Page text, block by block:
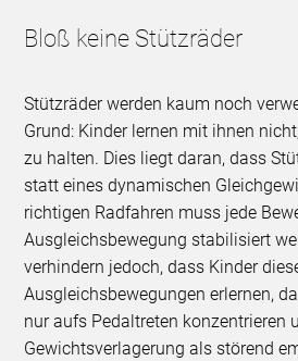
Bloß keine Stützräder
Stützräder werden kaum noch
Grund: Kinder lernen mit ihnen
zu halten. Dies liegt daran, dass
statt eines dynamischen
richtigen Radfahren muss jede
Ausgleichsbewegung stabilisiert
verhindern jedoch, dass Kinder
Ausgleichsbewegungen erlernen,
nur aufs Pedaltreten konzentrieren
Gewichtsverlagerung als störend